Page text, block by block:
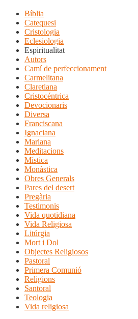
Bíblia
Catequesi
Cristologia
Eclesiologia
Espiritualitat
Autors
Camí de perfeccionament
Carmelitana
Claretiana
Cristocéntrica
Devocionaris
Diversa
Franciscana
Ignaciana
Mariana
Meditacions
Mística
Monàstica
Obres Generals
Pares del desert
Pregària
Testimonis
Vida quotidiana
Vida Religiosa
Litúrgia
Mort i Dol
Objectes Religiosos
Pastoral
Primera Comunió
Religions
Santoral
Teologia
Vida religiosa